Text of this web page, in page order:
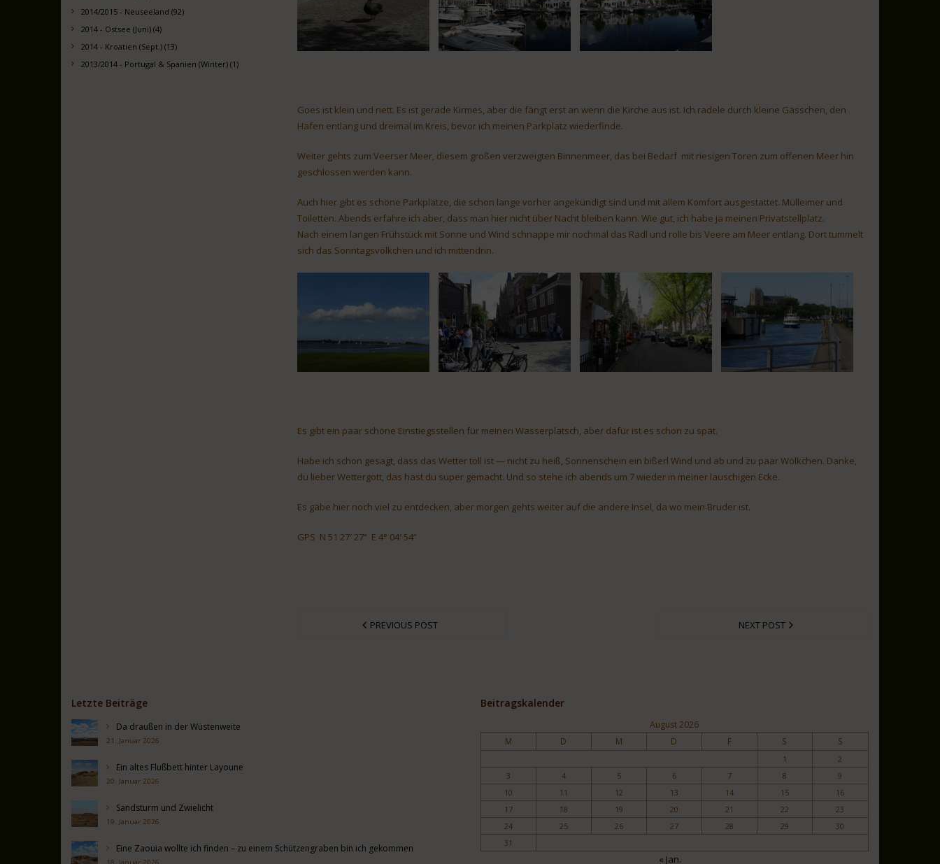
Goes ist klein und nett. Es ist gerade Kirmes, aber die fängt erst an wenn die Kirche aus ist. Ich radele durch kleine Gässchen, den
Hafen entlang und dreimal im Kreis, bevor ich meinen Parkplatz wiederfinde.
Weiter gehts zum Veerser Meer, diesem großen verzweigten Binnenmeer, das bei Bedarf mit riesigen Toren zum offenen Meer hin
geschlossen werden kann.
Auch hier gibt es schöne Parkplätze, die schon lange vorher angekündigt sind und mit allem Komfort ausgestattet. Mülleimer und
Toiletten. Abends erfahre ich aber, dass man hier nicht über Nacht bleiben kann. Wie gut, ich habe ja meinen Privatstellplatz.
Nach einem langen Frühstück mit Sonne und Wind schnappe mir nochmal das Radl und rolle bis Veere am Meer entlang. Dort tummelt
sich das Sonntagsvölkchen und ich mittendrin.
Es gibt ein paar schöne Einstiegsstellen für meinen Wasserplatsch, aber dafür ist es schon zu spät.
Habe ich schon gesagt, dass das Wetter toll ist — nicht zu heiß, Sonnenschein ein bißerl Wind und ab und zu paar Wölkchen. Danke,
du lieber Wettergott, das hast du super gemacht. Und so stehe ich abends um 7 wieder in meiner lauschigen Ecke.
Es gäbe hier noch viel zu entdecken, aber morgen gehts weiter auf die andere Insel, da wo mein Bruder ist.
GPS N 51 27′ 27“ E 4° 04′ 54“
PREVIOUS POST NEXT POST
2014/2015 - Neuseeland (92)
2014 - Ostsee (Juni) (4)
2014 - Kroatien (Sept.) (13)
2013/2014 - Portugal & Spanien (Winter) (1)
Letzte Beiträge
Da draußen in der Wüstenweite
21. Januar 2026
Ein altes Flußbett hinter Layoune
20. Januar 2026
Sandsturm und Zwielicht
19. Januar 2026
Eine Zaouia wollte ich finden – zu einem Schützengraben bin ich gekommen
Beitragskalender
August 2026
M D M D F S S
1
2
3
4 5 6 7 8
9
10
11 12 13 14 15
16
17
18 19 20 21 22
23
24
25 26 27 28 29
30
31
« Jan.